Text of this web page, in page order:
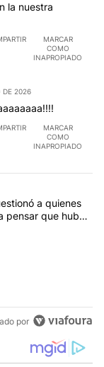
la nuestra
MARCAR
COMO
INAPROPIADO
DE 2026
MARCAR
COMO
INAPROPIADO
en los
a Jorge
a quienes
pensar que hubo
de cancelación"
por